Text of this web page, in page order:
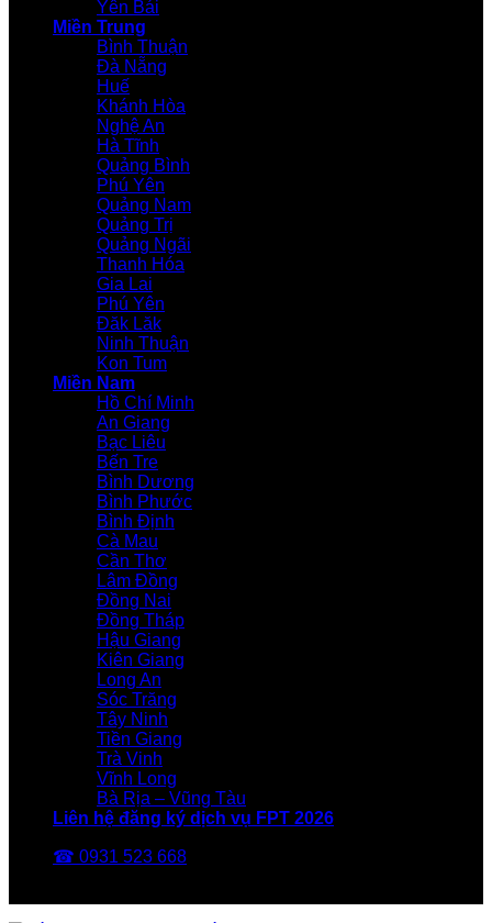
Yên Bái
Miền Trung
Bình Thuận
Đà Nẵng
Huế
Khánh Hòa
Nghệ An
Hà Tĩnh
Quảng Bình
Phú Yên
Quảng Nam
Quảng Trị
Quảng Ngãi
Thanh Hóa
Gia Lai
Phú Yên
Đăk Lăk
Ninh Thuận
Kon Tum
Miền Nam
Hồ Chí Minh
An Giang
Bạc Liêu
Bến Tre
Bình Dương
Bình Phước
Bình Định
Cà Mau
Cần Thơ
Lâm Đồng
Đồng Nai
Đồng Tháp
Hậu Giang
Kiên Giang
Long An
Sóc Trăng
Tây Ninh
Tiền Giang
Trà Vinh
Vĩnh Long
Bà Rịa – Vũng Tàu
Liên hệ đăng ký dịch vụ FPT 2026
☎ 0931 523 668